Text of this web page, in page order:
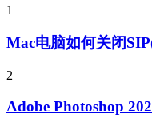
1
Mac电脑如何关闭
2
Adobe Photoshop